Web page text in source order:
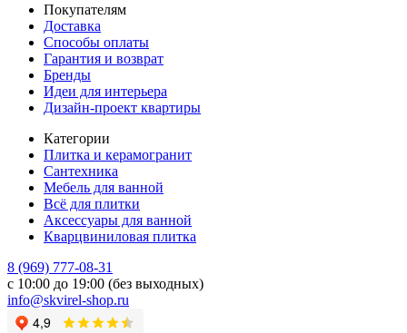
Покупателям
Доставка
Способы оплаты
Гарантия и возврат
Бренды
Идеи для интерьера
Дизайн-проект квартиры
Категории
Плитка и керамогранит
Сантехника
Мебель для ванной
Всё для плитки
Аксессуары для ванной
Кварцвиниловая плитка
8 (969) 777-08-31
с 10:00 до 19:00 (без выходных)
info@skvirel-shop.ru